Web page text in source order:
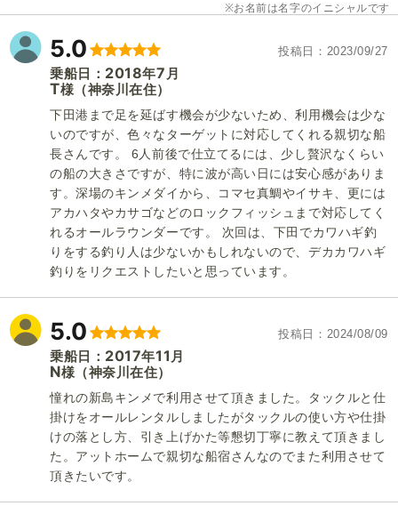
お名前は名字のイニシャルです
5.0 投稿日 2023/09/27
乗船日： 2018年7 月
T様 （神奈川在住）
下田港まで足を延ばす機会が少ないため、利用機会は少な
いのですが、色々なターゲットに対応してくれる親切な船
長さんです。 6人前後で仕立てるには、少し贅沢なくらい
の船の大きさですが、特に波が高い日には安心感がありま
す。深場のキンメダイから、コマセ真鯛やイサキ、更には
アカハタやカサゴなどのロックフィッシュまで対応してく
れるオールラウンダーです。 次回は、下田でカワハギ釣
りをする釣り人は少ないかもしれないので、デカカワハギ
釣りをリクエストしたいと思っています。
5.0 投稿日 2024/08/09
乗船日： 2017年11 月
N様 （神奈川在住）
憧れの新島キンメで利用させて頂きました。タックルと仕
掛けをオールレンタルしましたがタックルの使い方や仕掛
けの落とし方、引き上げかた等懇切丁寧に教えて頂きまし
た。アットホームで親切な船宿さんなのでまた利用させて
頂きたいです。